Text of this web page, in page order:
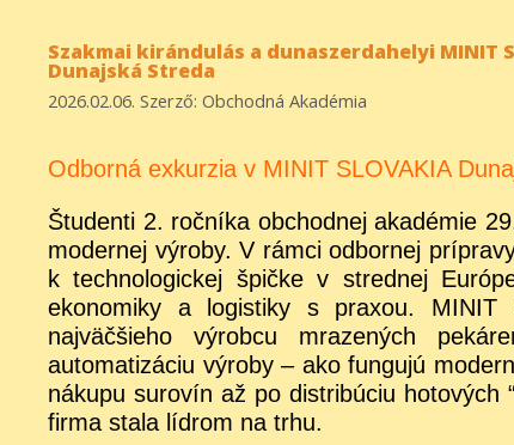
Szakmai kirándulás a dunaszerdahelyi MINIT
Dunajská Streda
2026.02.06. Szerző: Obchodná Akadémia
Odborná exkurzia v MINIT SLOVAKIA
Študenti 2. ročníka obchodnej akadémie
modernej výroby. V rámci odbornej
k technologickej špičke v strednej
ekonomiky a logistiky s praxou.
najväčšieho výrobcu mrazených
automatizáciu výroby – ako fungujú
nákupu surovín až po distribúciu
firma stala lídrom na trhu.